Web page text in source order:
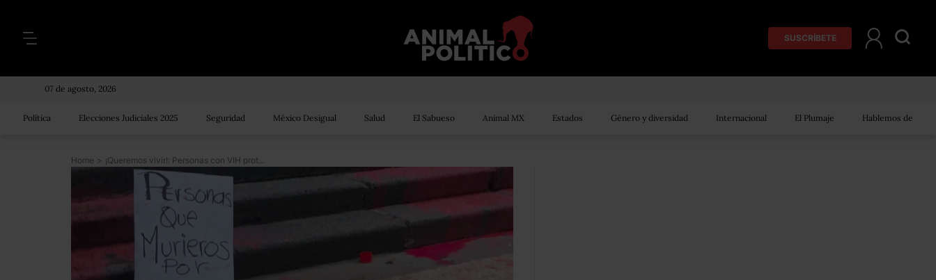
SUSCRÍBETE
07 de agosto, 2026
Política Elecciones Judiciales 2025 Seguridad México Desigual Salud El Sabueso Animal MX Estados Género y diversidad Internacional El Plumaje Hablemos de
Home > ¡Queremos vivir!: Personas con VIH protestan frente al IMSS para exigir abasto de medicamentos